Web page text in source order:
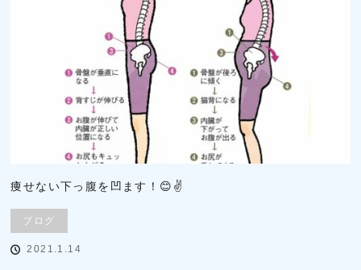
痩せない下っ腹を凹ます！😊✌
ブログ
2021.1.14